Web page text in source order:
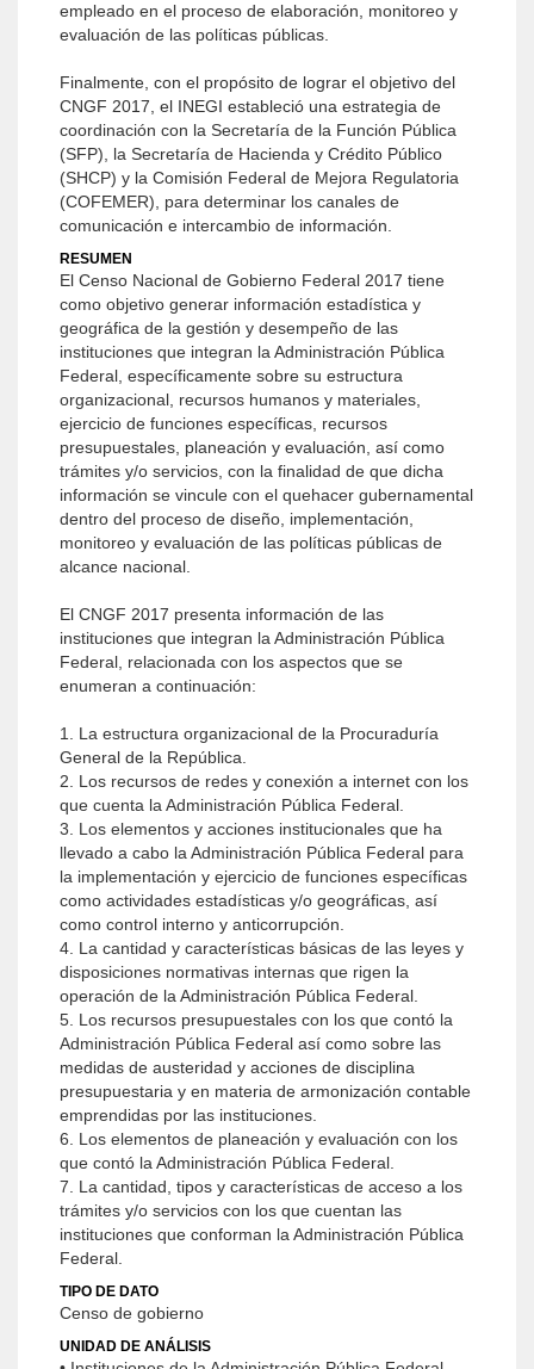
empleado en el proceso de elaboración, monitoreo y
evaluación de las políticas públicas.
Finalmente, con el propósito de lograr el objetivo del
CNGF 2017, el INEGI estableció una estrategia de
coordinación con la Secretaría de la Función Pública
(SFP), la Secretaría de Hacienda y Crédito Público
(SHCP) y la Comisión Federal de Mejora Regulatoria
(COFEMER), para determinar los canales de
comunicación e intercambio de información.
RESUMEN
El Censo Nacional de Gobierno Federal 2017 tiene
como objetivo generar información estadística y
geográfica de la gestión y desempeño de las
instituciones que integran la Administración Pública
Federal, específicamente sobre su estructura
organizacional, recursos humanos y materiales,
ejercicio de funciones específicas, recursos
presupuestales, planeación y evaluación, así como
trámites y/o servicios, con la finalidad de que dicha
información se vincule con el quehacer gubernamental
dentro del proceso de diseño, implementación,
monitoreo y evaluación de las políticas públicas de
alcance nacional.
El CNGF 2017 presenta información de las
instituciones que integran la Administración Pública
Federal, relacionada con los aspectos que se
enumeran a continuación:
1. La estructura organizacional de la Procuraduría
General de la República.
2. Los recursos de redes y conexión a internet con los
que cuenta la Administración Pública Federal.
3. Los elementos y acciones institucionales que ha
llevado a cabo la Administración Pública Federal para
la implementación y ejercicio de funciones específicas
como actividades estadísticas y/o geográficas, así
como control interno y anticorrupción.
4. La cantidad y características básicas de las leyes y
disposiciones normativas internas que rigen la
operación de la Administración Pública Federal.
5. Los recursos presupuestales con los que contó la
Administración Pública Federal así como sobre las
medidas de austeridad y acciones de disciplina
presupuestaria y en materia de armonización contable
emprendidas por las instituciones.
6. Los elementos de planeación y evaluación con los
que contó la Administración Pública Federal.
7. La cantidad, tipos y características de acceso a los
trámites y/o servicios con los que cuentan las
instituciones que conforman la Administración Pública
Federal.
TIPO DE DATO
Censo de gobierno
UNIDAD DE ANÁLISIS